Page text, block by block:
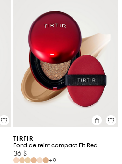
TIRTIR
Fond de teint compact Fit Red
36 $
+9